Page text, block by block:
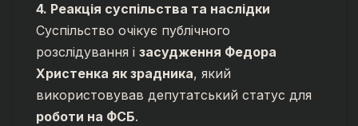
4. Реакція суспільства та наслідки
Суспільство очікує публічного
розслідування і засудження Федора
Христенка як зрадника, який
використовував депутатський статус для
роботи на ФСБ.